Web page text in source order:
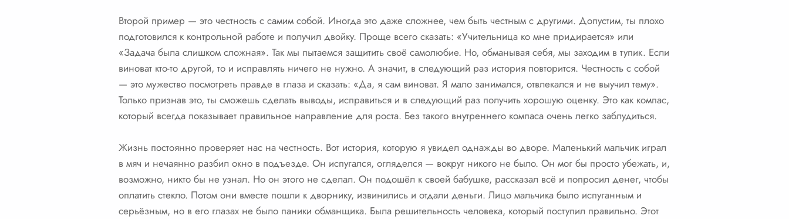
Второй пример — это честность с самим собой. Иногда это даже сложнее, чем быть честным с другими. Допустим, ты плохо
подготовился к контрольной работе и получил двойку. Проще всего сказать: «Учительница ко мне придирается» или
«Задача была слишком сложная». Так мы пытаемся защитить своё самолюбие. Но, обманывая себя, мы заходим в тупик. Если
виноват кто-то другой, то и исправлять ничего не нужно. А значит, в следующий раз история повторится. Честность с собой
— это мужество посмотреть правде в глаза и сказать: «Да, я сам виноват. Я мало занимался, отвлекался и не выучил тему».
Только признав это, ты сможешь сделать выводы, исправиться и в следующий раз получить хорошую оценку. Это как компас,
который всегда показывает правильное направление для роста. Без такого внутреннего компаса очень легко заблудиться.
Жизнь постоянно проверяет нас на честность. Вот история, которую я увидел однажды во дворе. Маленький мальчик играл
в мяч и нечаянно разбил окно в подъезде. Он испугался, огляделся — вокруг никого не было. Он мог бы просто убежать, и,
возможно, никто бы не узнал. Но он этого не сделал. Он подошёл к своей бабушке, рассказал всё и попросил денег, чтобы
оплатить стекло. Потом они вместе пошли к дворнику, извинились и отдали деньги. Лицо мальчика было испуганным и
серьёзным, но в его глазах не было паники обманщика. Была решительность человека, который поступил правильно. Этот